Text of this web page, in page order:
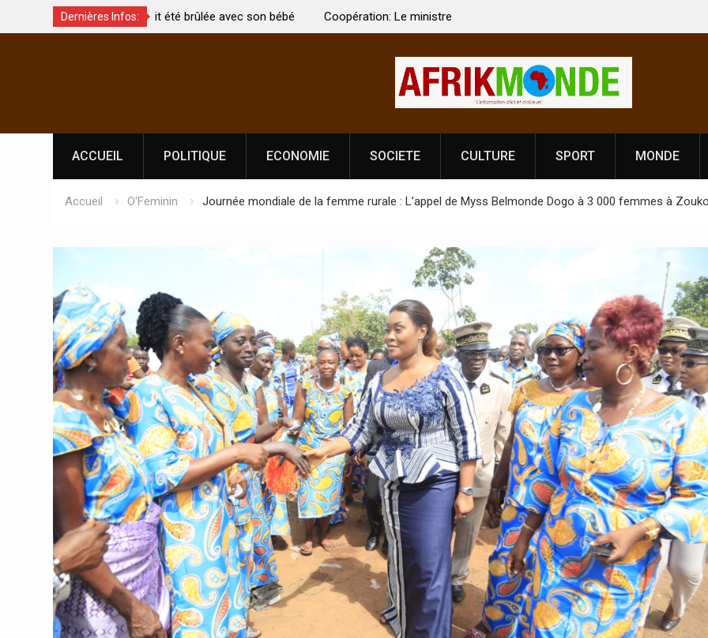
Dernières Infos:
brûlée avec son bébé
Coopération: Le ministre Indien Kirti Vardhan Singh à
Abidjan pour la célébration de la Fête de
Côte d’Ivoire, l’opérateur culturel Soldat
prononce
ACCUEIL POLITIQUE ECONOMIE SOCIETE CULTURE SPORT MONDE
Accueil O'Feminin Journée mondiale de la femme rurale : L’appel de Myss Belmonde Dogo à 3 000 femmes à